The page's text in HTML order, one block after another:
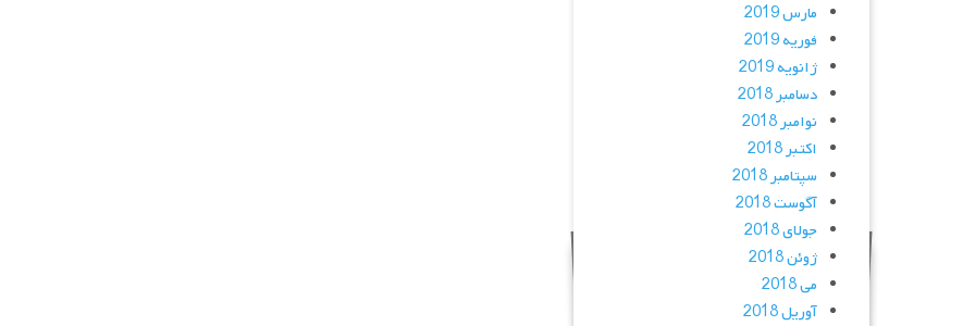
مارس 2019
فوریه 2019
ژانویه 2019
دسامبر 2018
نوامبر 2018
اکتبر 2018
سپتامبر 2018
آگوست 2018
جولای 2018
ژوئن 2018
می 2018
آوریل 2018